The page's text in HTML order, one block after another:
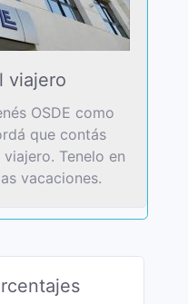
viajero
OSDE como
que contás
Tenelo en
vacaciones.